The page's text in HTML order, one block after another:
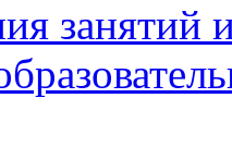
занятий